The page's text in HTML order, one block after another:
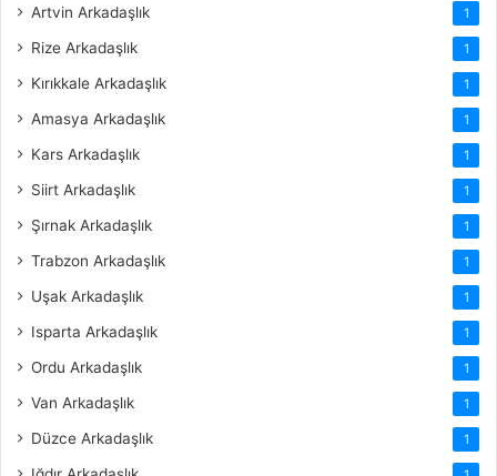
Artvin Arkadaşlık 1
Rize Arkadaşlık 1
Kırıkkale Arkadaşlık 1
Amasya Arkadaşlık 1
Kars Arkadaşlık 1
Siirt Arkadaşlık 1
Şırnak Arkadaşlık 1
Trabzon Arkadaşlık 1
Uşak Arkadaşlık 1
Isparta Arkadaşlık 1
Ordu Arkadaşlık 1
Van Arkadaşlık 1
Düzce Arkadaşlık 1